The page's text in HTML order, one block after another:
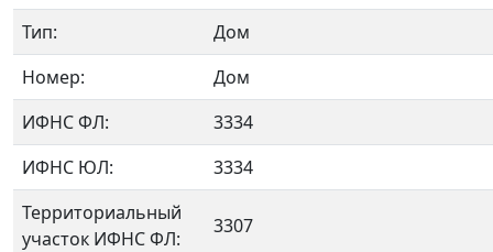
Тип:
Дом
Номер:
Дом
ИФНС ФЛ:
3334
ИФНС ЮЛ:
3334
Территориальный
участок ИФНС ФЛ:
3307